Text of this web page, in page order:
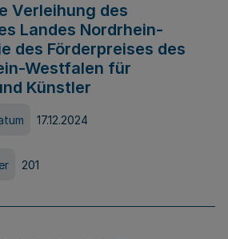
Verleihung des
Landes Nordrhein-
des Förderpreises des
Westfalen für
Künstler
17.12.2024
201